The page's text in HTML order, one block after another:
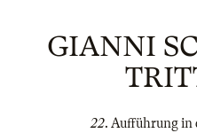
GIANNI
22. Aufführung in